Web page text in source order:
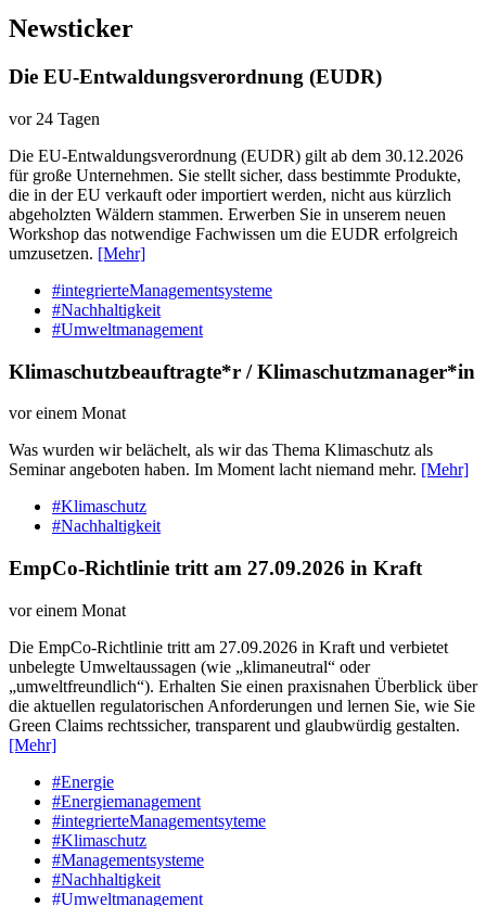
Newsticker
Die EU-Entwaldungsverordnung (EUDR)
vor 24 Tagen
Die EU-Entwaldungsverordnung (EUDR) gilt ab dem 30.12.2026
für große Unternehmen. Sie stellt sicher, dass bestimmte Produkte,
die in der EU verkauft oder importiert werden, nicht aus kürzlich
abgeholzten Wäldern stammen. Erwerben Sie in unserem neuen
Workshop das notwendige Fachwissen um die EUDR erfolgreich
umzusetzen. [Mehr]
#integrierteManagementsysteme
#Nachhaltigkeit
#Umweltmanagement
Klimaschutzbeauftragte*r / Klimaschutzmanager*in
vor einem Monat
Was wurden wir belächelt, als wir das Thema Klimaschutz als
Seminar angeboten haben. Im Moment lacht niemand mehr. [Mehr]
#Klimaschutz
#Nachhaltigkeit
EmpCo-Richtlinie tritt am 27.09.2026 in Kraft
vor einem Monat
Die EmpCo-Richtlinie tritt am 27.09.2026 in Kraft und verbietet
unbelegte Umweltaussagen (wie „klimaneutral“ oder
„umweltfreundlich“). Erhalten Sie einen praxisnahen Überblick über
die aktuellen regulatorischen Anforderungen und lernen Sie, wie Sie
Green Claims rechtssicher, transparent und glaubwürdig gestalten.
[Mehr]
#Energie
#Energiemanagement
#integrierteManagementsyteme
#Klimaschutz
#Managementsysteme
#Nachhaltigkeit
#Umweltmanagement